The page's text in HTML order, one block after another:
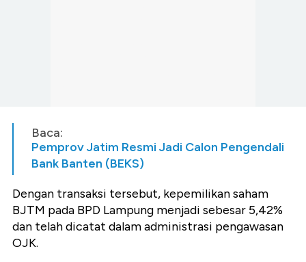
Baca:
Pemprov Jatim Resmi Jadi Calon Pengendali
Bank Banten (BEKS)
Dengan transaksi tersebut, kepemilikan saham
BJTM pada BPD Lampung menjadi sebesar 5,42%
dan telah dicatat dalam administrasi pengawasan
OJK.